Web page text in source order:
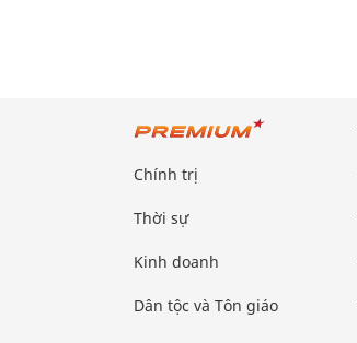
Chính trị
Thời sự
Kinh doanh
Dân tộc và Tôn giáo